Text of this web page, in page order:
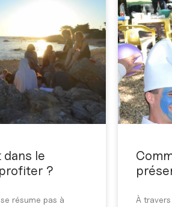
dans le
?
résume pas à
À